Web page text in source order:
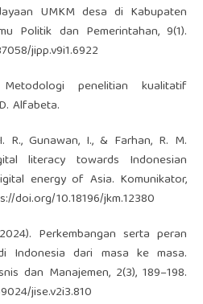
UMKM desa di Kabupaten
Politik dan Pemerintahan, 9(1).
jipp.v9i1.6922
penelitian kualitatif
Alfabeta.
R., Gunawan, I., & Farhan, R. M.
literacy towards Indonesian
energy of Asia. Komunikator,
doi.org/10.18196/jkm.12380
Perkembangan serta peran
Indonesia dari masa ke masa.
dan Manajemen, 2(3), 189–198.
jise.v2i3.810